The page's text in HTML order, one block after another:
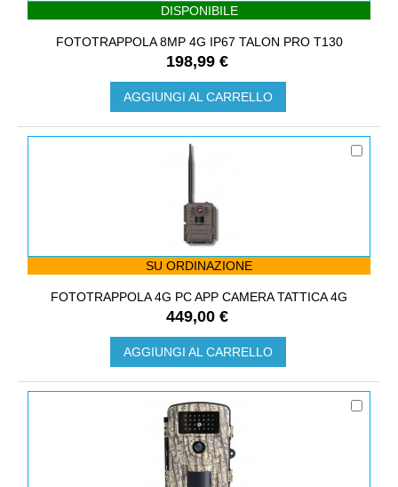
DISPONIBILE
FOTOTRAPPOLA 8MP 4G IP67 TALON PRO T130
198,99 €
AGGIUNGI AL CARRELLO
SU ORDINAZIONE
FOTOTRAPPOLA 4G PC APP CAMERA TATTICA 4G
449,00 €
AGGIUNGI AL CARRELLO